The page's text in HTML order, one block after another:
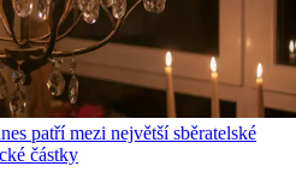
patří mezi největší sběratelské
částky